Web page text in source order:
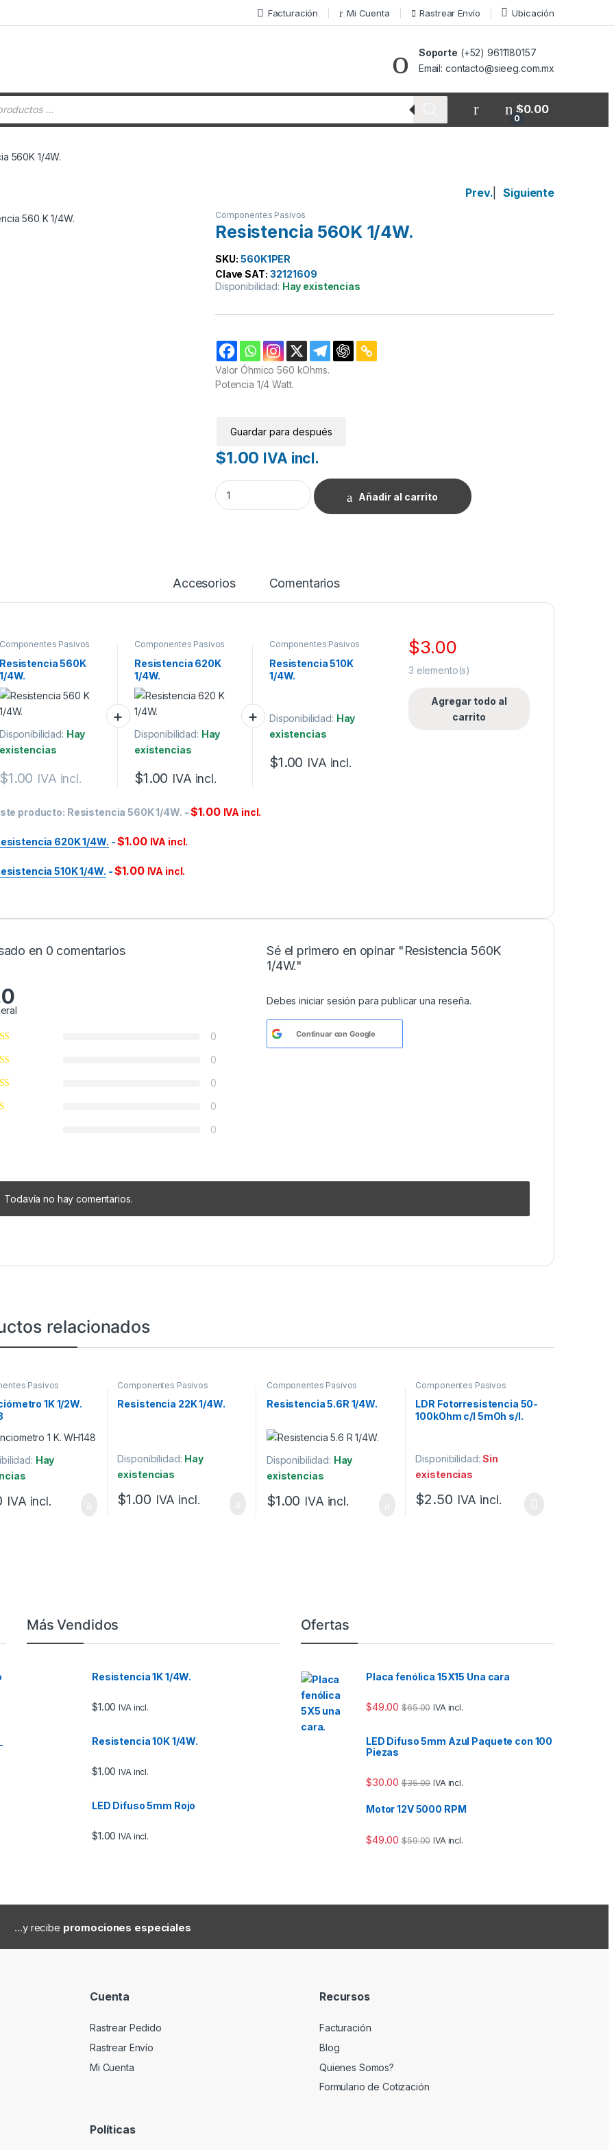
Facturación Mi Cuenta Rastrear Envío Ubicación
Soporte (+52) 9611180157
Email: contacto@sieeg.com.mx
productos
0
$0.00
560K 1/4W.
Prev. Siguiente
Componentes Pasivos
Resistencia 560K 1/4W.
SKU: 560K1PER
Clave SAT: 32121609
Disponibilidad: Hay existencias
Valor Óhmico 560 kOhms.
Potencia 1/4 Watt.
Guardar para después
$1.00 IVA incl.
Resistencia 560K 1/4W. cantidad
Añadir al carrito
Accesorios Comentarios
Componentes Pasivos
Resistencia 560K
1/4W.
Disponibilidad: Hay
existencias
$1.00 IVA incl.
Componentes Pasivos
Resistencia 620K
1/4W.
Disponibilidad: Hay
existencias
$1.00 IVA incl.
Componentes Pasivos
Resistencia 510K
1/4W.
Disponibilidad: Hay
existencias
$1.00 IVA incl.
producto: Resistencia 560K 1/4W. -$1.00 IVA incl.
620K 1/4W. -$1.00 IVA incl.
510K 1/4W. -$1.00 IVA incl.
$3.00
3 elemento(s)
Agregar todo al
carrito
en 0 comentarios
0
0
0
0
0
Sé el primero en opinar "Resistencia 560K
1/4W."
Debesiniciar sesión para publicar una reseña.
Continuar conGoogle
Todavía no hay comentarios.
relacionados
Pasivos
1K 1/2W.
Hay
IVA incl.
Componentes Pasivos
Resistencia 22K 1/4W.
Disponibilidad: Hay
existencias
$1.00 IVA incl.
Componentes Pasivos
Resistencia 5.6R 1/4W.
Disponibilidad: Hay
existencias
$1.00 IVA incl.
Componentes Pasivos
LDR Fotorresistencia 50-
100kOhm c/l 5mOh s/l.
Disponibilidad:Sin
existencias
$2.50 IVA incl.
Más Vendidos
Resistencia 1K 1/4W.
$1.00 IVA incl.
Resistencia 10K 1/4W.
$1.00 IVA incl.
LED Difuso 5mm Rojo
$1.00 IVA incl.
Ofertas
Placa fenólica 15X15 Una cara
$49.00 $65.00 IVA incl.
LED Difuso 5mm Azul Paquete con 100
Piezas
$30.00 $35.00 IVA incl.
Motor 12V 5000 RPM
$49.00 $59.00 IVA incl.
...y recibe promociones especiales
Cuenta
Rastrear Pedido
Rastrear Envío
Mi Cuenta
Recursos
Facturación
Blog
Quienes Somos?
Formulario de Cotización
Políticas